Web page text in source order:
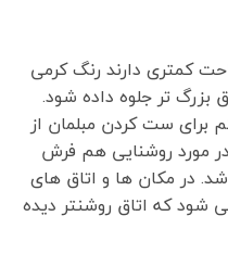
کمتری دارند رنگ کرمی
تر جلوه داده شود.
برای ست کردن مبلمان از
مورد روشنایی هم فرش
در مکان ها و اتاق های
که اتاق روشنتر دیده